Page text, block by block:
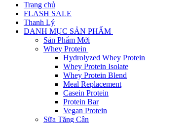
Trang chủ
FLASH SALE
Thanh Lý
DANH MỤC SẢN PHẨM
Sản Phẩm Mới
Whey Protein
Hydrolyzed Whey Protein
Whey Protein Isolate
Whey Protein Blend
Meal Replacement
Casein Protein
Protein Bar
Vegan Protein
Sữa Tăng Cân